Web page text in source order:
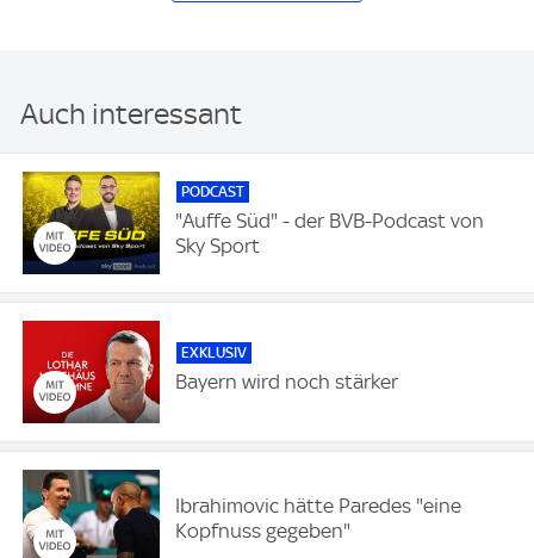
Auch interessant
PODCAST
"Auffe Süd" - der BVB-Podcast von
Sky Sport
EXKLUSIV
Bayern wird noch stärker
Ibrahimovic hätte Paredes "eine
Kopfnuss gegeben"